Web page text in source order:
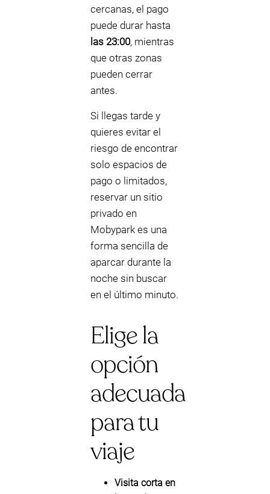
cercanas, el pago
puede durar hasta
las 23:00, mientras
que otras zonas
pueden cerrar
antes.
Si llegas tarde y
quieres evitar el
riesgo de encontrar
solo espacios de
pago o limitados,
reservar un sitio
privado en
Mobypark es una
forma sencilla de
aparcar durante la
noche sin buscar
en el último minuto.
Elige la
opción
adecuada
para tu
viaje
Visita corta en